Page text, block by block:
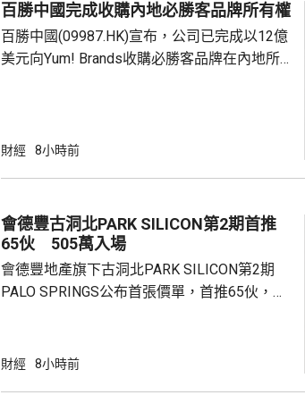
從境外取得，包括保險收益在內，應依法繳納
個人所得稅，是國際通行做法，亦是中國個人
所得稅法實施以來，一直堅持的基本原則...
百勝中國完成收購內地必勝客品牌所有權
百勝中國(09987.HK)宣布，公司已完成以12億
美元向Yum! Brands收購必勝客品牌在內地所
800家。 免去向Yum! Brands支付3%的特許經
2.8%。在計入交易相關成本、利息...
財經 8小時前
會德豐古洞北PARK SILICON第2期首推
65伙 505萬入場
會德豐地產旗下古洞北PARK SILICON第2期
PALO SPRINGS公布首張價單，首推65伙，扣
實均呎17671元。項目明日開放示範單位予公
財經 8小時前